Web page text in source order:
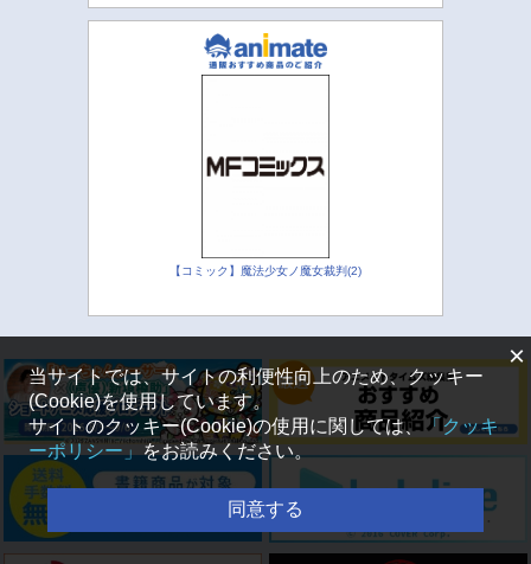
【コミック】魔法少女ノ魔女裁判(2)
×
当サイトでは、サイトの利便性向上のため、クッキー
(Cookie)を使用しています。
サイトのクッキー(Cookie)の使用に関しては、「クッキ
ーポリシー」をお読みください。
同意する